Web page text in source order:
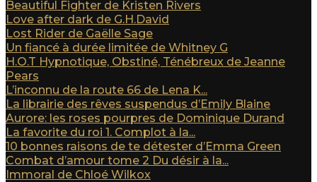
Beautiful Fighter de Kristen Rivers
Love after dark de G.H.David
Lost Rider de Gaëlle Sage
Un fiancé à durée limitée de Whitney G
H.O.T Hypnotique, Obstiné, Ténébreux de Jeanne
Pears
L’inconnu de la route 66 de Lena K...
La librairie des rêves suspendus d’Emily Blaine
Aurore: les roses pourpres de Dominique Durand
La favorite du roi 1. Complot à la...
10 bonnes raisons de te détester d’Emma Green
Combat d’amour tome 2 Du désir à la...
Immoral de Chloé Wilkox